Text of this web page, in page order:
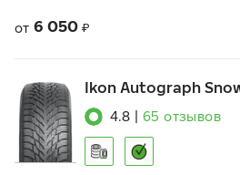
от 6 050 ₽
Ikon Autograph
4.8 65 отзывов